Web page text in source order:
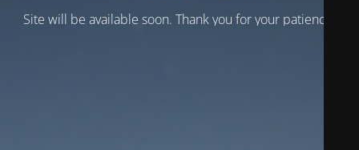
Site will be available soon. Thank you for your patience!